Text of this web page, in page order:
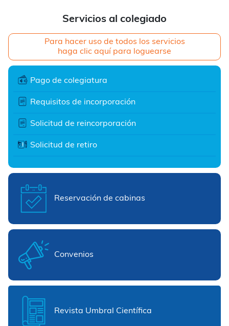
Servicios al colegiado
Para hacer uso de todos los servicios
haga clic aquí para loguearse
Pago de colegiatura
Requisitos de incorporación
Solicitud de reincorporación
Solicitud de retiro
Reservación de cabinas
Convenios
Revista Umbral Científica